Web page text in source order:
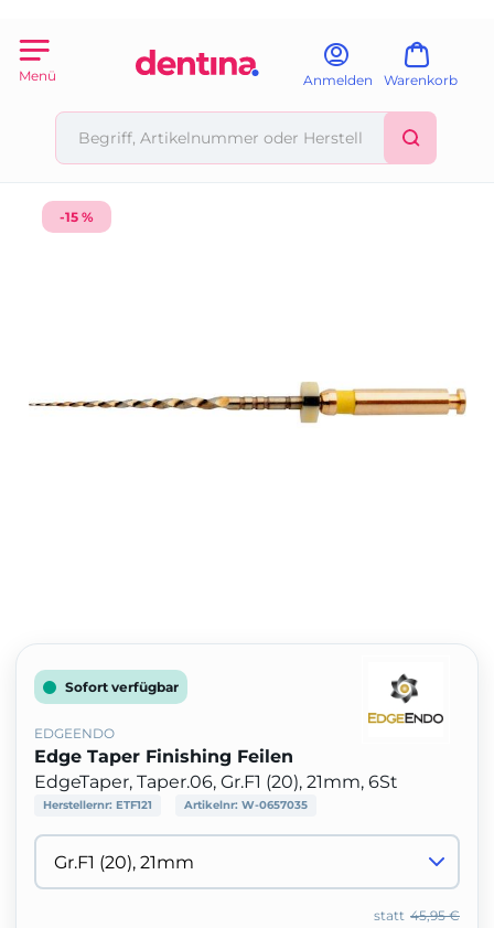
Menü Anmelden Warenkorb
-15 %
Sofort verfügbar
EDGEENDO
Edge Taper Finishing Feilen
EdgeTaper, Taper.06, Gr.F1 (20), 21mm, 6St
Herstellernr: ETF121 Artikelnr: W-0657035
45,95 €
statt